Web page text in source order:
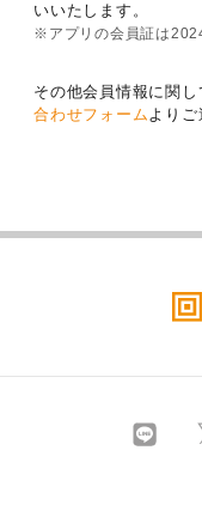
いいたします。
※アプリの会員証は
その他会員情報に関し
合わせフォームよりご